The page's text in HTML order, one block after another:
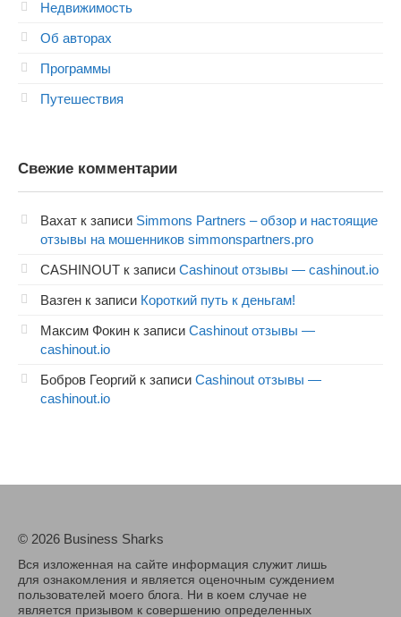
Недвижимость
Об авторах
Программы
Путешествия
Свежие комментарии
Вахат к записи Simmons Partners – обзор и настоящие
отзывы на мошенников simmonspartners.pro
CASHINOUT к записи Cashinout отзывы — cashinout.io
Вазген к записи Короткий путь к деньгам!
Максим Фокин к записи Cashinout отзывы —
cashinout.io
Бобров Георгий к записи Cashinout отзывы —
cashinout.io
© 2026 Business Sharks
Вся изложенная на сайте информация служит лишь
для ознакомления и является оценочным суждением
пользователей моего блога. Ни в коем случае не
является призывом к совершению определенных